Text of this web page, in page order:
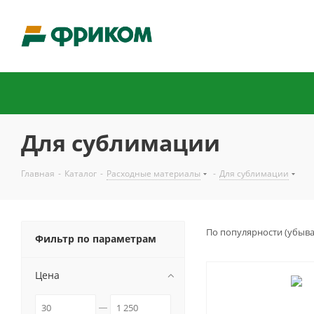
Для сублимации
Главная - Каталог - Расходные материалы - Для сублимации
По популярности
Фильтр по параметрам
Цена